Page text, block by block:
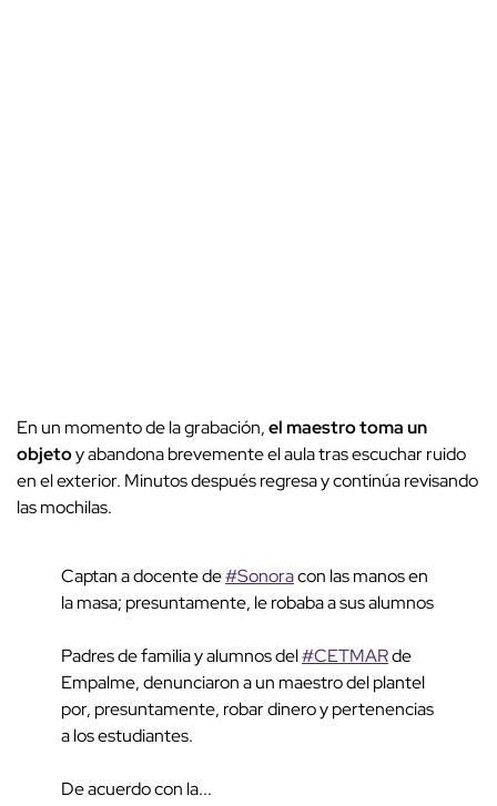
En un momento de la grabación,el maestro toma un
objetoy abandona brevemente el aula tras escuchar ruido
en el exterior. Minutos después regresa y continúa revisando
las mochilas.
Captan a docente de#Sonoracon las manos en
la masa; presuntamente, le robaba a sus alumnos
Padres de familia y alumnos del#CETMARde
Empalme, denunciaron a un maestro del plantel
por, presuntamente, robar dinero y pertenencias
a los estudiantes.
De acuerdo con la...